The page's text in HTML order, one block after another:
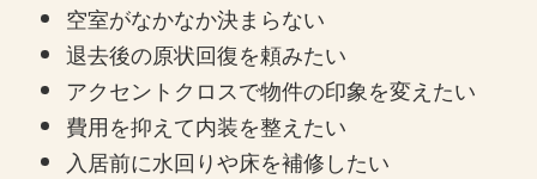
空室がなかなか決まらない
退去後の原状回復を頼みたい
アクセントクロスで物件の印象を変えたい
費用を抑えて内装を整えたい
入居前に水回りや床を補修したい